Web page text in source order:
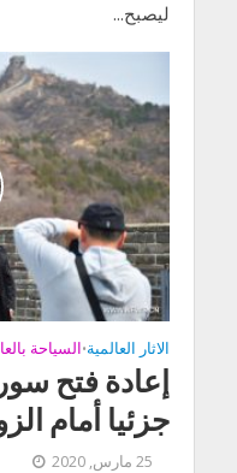
ليصبح...
الاثار العالمية•السياحة
إعادة فتح
جزئيا أمام
25 مارس, 2020